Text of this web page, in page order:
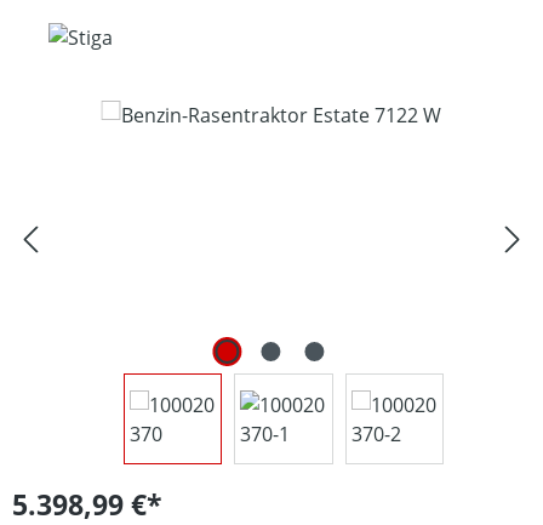
Bildergalerie überspringen
5.398,99 €*